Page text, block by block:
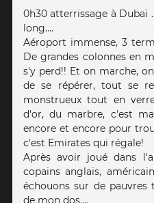
0h30 atterrissage à Dubaï
long....
Aéroport immense, 3
De grandes colonnes en
s'y perd!! Et on marche,
de se répérer, tout se
monstrueux tout en
d'or, du marbre, c'est
encore et encore pour
c'est Emirates qui régale!
Après avoir joué dans
copains anglais,
échouons sur de
de mon dos....